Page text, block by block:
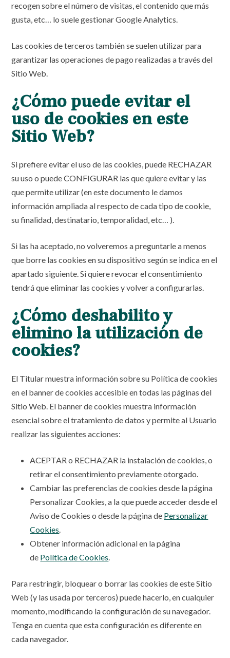
recogen sobre el número de visitas, el contenido que más
gusta, etc… lo suele gestionar Google Analytics.
Las cookies de terceros también se suelen utilizar para
garantizar las operaciones de pago realizadas a través del
Sitio Web.
¿Cómo puede evitar el
uso de cookies en este
Sitio Web?
Si prefiere evitar el uso de las cookies, puede RECHAZAR
su uso o puede CONFIGURAR las que quiere evitar y las
que permite utilizar (en este documento le damos
información ampliada al respecto de cada tipo de cookie,
su finalidad, destinatario, temporalidad, etc… ).
Si las ha aceptado, no volveremos a preguntarle a menos
que borre las cookies en su dispositivo según se indica en el
apartado siguiente. Si quiere revocar el consentimiento
tendrá que eliminar las cookies y volver a configurarlas.
¿Cómo deshabilito y
elimino la utilización de
cookies?
El Titular muestra información sobre su Política de cookies
en el banner de cookies accesible en todas las páginas del
Sitio Web. El banner de cookies muestra información
esencial sobre el tratamiento de datos y permite al Usuario
realizar las siguientes acciones:
ACEPTAR o RECHAZAR la instalación de cookies, o
retirar el consentimiento previamente otorgado.
Cambiar las preferencias de cookies desde la página
Personalizar Cookies, a la que puede acceder desde el
Aviso de Cookies o desde la página de Personalizar
Cookies.
Obtener información adicional en la página
de Política de Cookies.
Para restringir, bloquear o borrar las cookies de este Sitio
Web (y las usada por terceros) puede hacerlo, en cualquier
momento, modificando la configuración de su navegador.
Tenga en cuenta que esta configuración es diferente en
cada navegador.